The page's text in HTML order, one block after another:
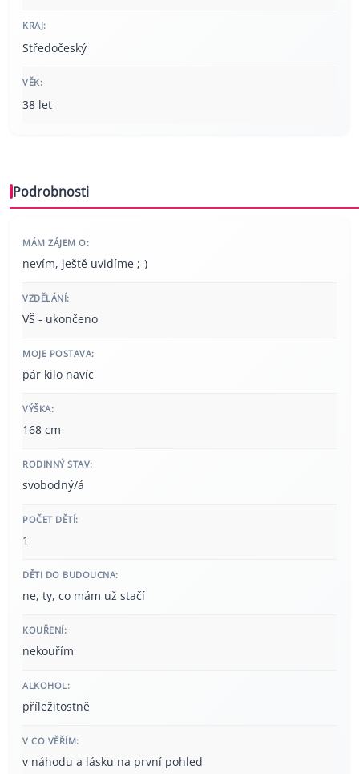
KRAJ:
Středočeský
VĚK:
38 let
Podrobnosti
MÁM ZÁJEM O:
nevím, ještě uvidíme ;-)
VZDĚLÁNÍ:
VŠ - ukončeno
MOJE POSTAVA:
pár kilo navíc'
VÝŠKA:
168 cm
RODINNÝ STAV:
svobodný/á
POČET DĚTÍ:
1
DĚTI DO BUDOUCNA:
ne, ty, co mám už stačí
KOUŘENÍ:
nekouřím
ALKOHOL:
příležitostně
V CO VĚŘÍM:
v náhodu a lásku na první pohled